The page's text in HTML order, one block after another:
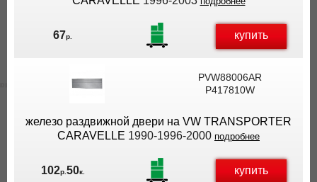
67р. купить
PVW88006AR
P417810W
железо раздвижной двери на VW TRANSPORTER
CARAVELLE 1990-1996-2000 подробнее
102р. 50к. купить